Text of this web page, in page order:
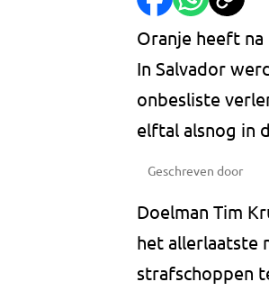
Oranje heeft
In Salvador
onbesliste
elftal alsnog in
Geschreven door
Doelman Tim
het allerlaatste
strafschoppen